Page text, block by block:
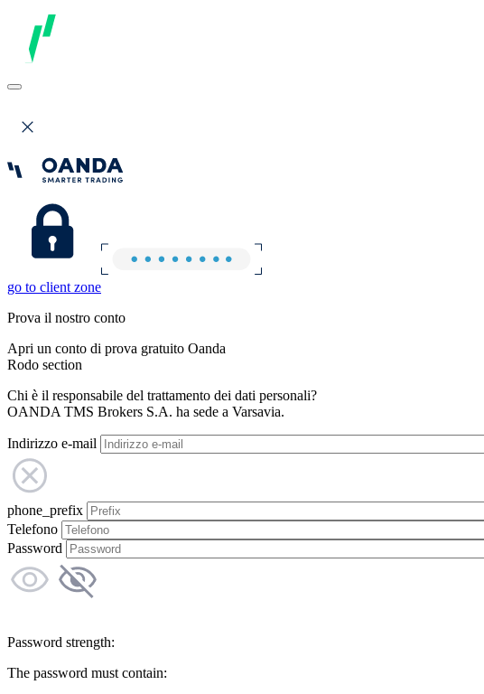
go to client zone
Prova il nostro conto
Apri un conto di prova gratuito Oanda
Rodo section
Chi è il responsabile del trattamento dei dati personali?
OANDA TMS Brokers S.A. ha sede a Varsavia.
Indirizzo e-mail
phone_prefix
Telefono
Password
Password strength:
The password must contain: